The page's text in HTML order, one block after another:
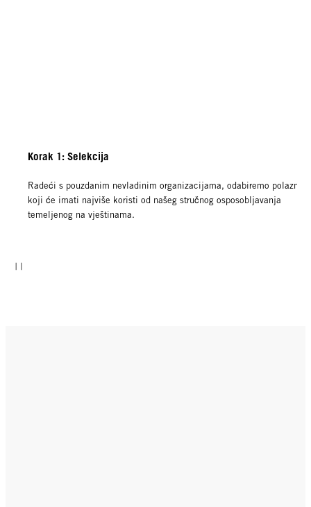
Korak 1: Selekcija
Radeći s pouzdanim nevladinim organizacijama, odabiremo polaznike
koji će imati najviše koristi od našeg stručnog osposobljavanja
temeljenog na vještinama.